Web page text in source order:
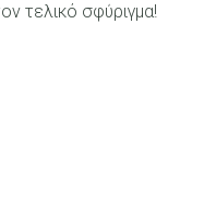
τελικό σφύριγμα!